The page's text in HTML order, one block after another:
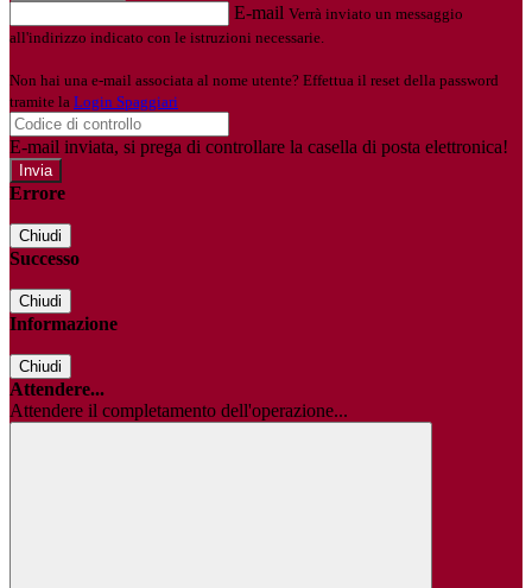
E-mail Verrà inviato un messaggio
all'indirizzo indicato con le istruzioni necessarie.
Non hai una e-mail associata al nome utente? Effettua il reset della password
tramite la Login Spaggiari
E-mail inviata, si prega di controllare la casella di posta elettronica!
Errore
Chiudi
Successo
Chiudi
Informazione
Chiudi
Attendere...
Attendere il completamento dell'operazione...